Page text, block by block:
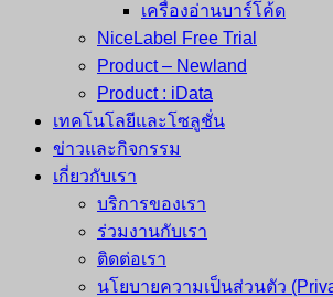
เครื่องอ่านบาร์โค้ด
NiceLabel Free Trial
Product – Newland
Product : iData
เทคโนโลยีและโซลูชั่น
ข่าวและกิจกรรม
เกี่ยวกับเรา
บริการของเรา
ร่วมงานกับเรา
ติดต่อเรา
นโยบายความเป็นส่วนตัว